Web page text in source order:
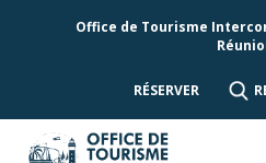
Office de Tourisme
RÉSERVER